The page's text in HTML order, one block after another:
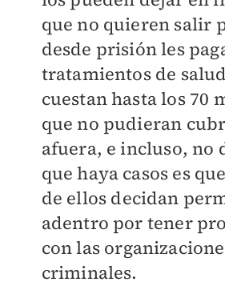
que no quieren salir
desde prisión les
tratamientos de
cuestan hasta los 70
que no pudieran
afuera, e incluso, no
que haya casos es
de ellos decidan
adentro por tener
con las
criminales.